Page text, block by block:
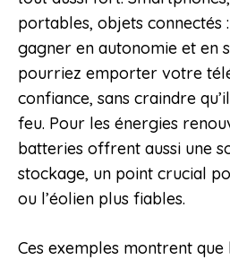
portables, objets connectés
gagner en autonomie et en
pourriez emporter votre
confiance, sans craindre
feu. Pour les énergies
batteries offrent aussi une
stockage, un point crucial
ou l’éolien plus fiables.
Ces exemples montrent